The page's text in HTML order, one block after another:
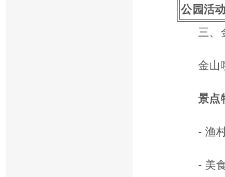
公园活动
三、
金山
景点
- 渔
- 美